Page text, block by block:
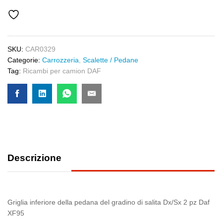
95
SKU: CAR0329
Categorie: Carrozzeria Scalette / Pedane
Tag: Ricambi per camion DAF
Descrizione
Griglia inferiore della pedana del gradino di salita Dx/Sx 2 pz Daf
XF95